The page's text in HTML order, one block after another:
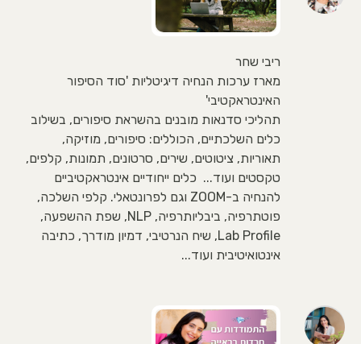
ריבי שחר
מארז ערכות הנחיה דיגיטליות 'סוד הסיפור
האינטראקטיבי'
תהליכי סדנאות מובנים בהשראת סיפורים, בשילוב
כלים השלכתיים, הכוללים: סיפורים, מוזיקה,
תאוריות, ציטוטים, שירים, סרטונים, תמונות, קלפים,
טקסטים ועוד... כלים ייחודיים אינטראקטיביים
להנחיה ב-ZOOM וגם לפרונטאלי. קלפי השלכה,
פוטתרפיה, ביבליותרפיה, NLP, שפת ההשפעה,
Lab Profile, שיח הנרטיבי, דמיון מודרך, כתיבה
אינטואיטיבית ועוד...